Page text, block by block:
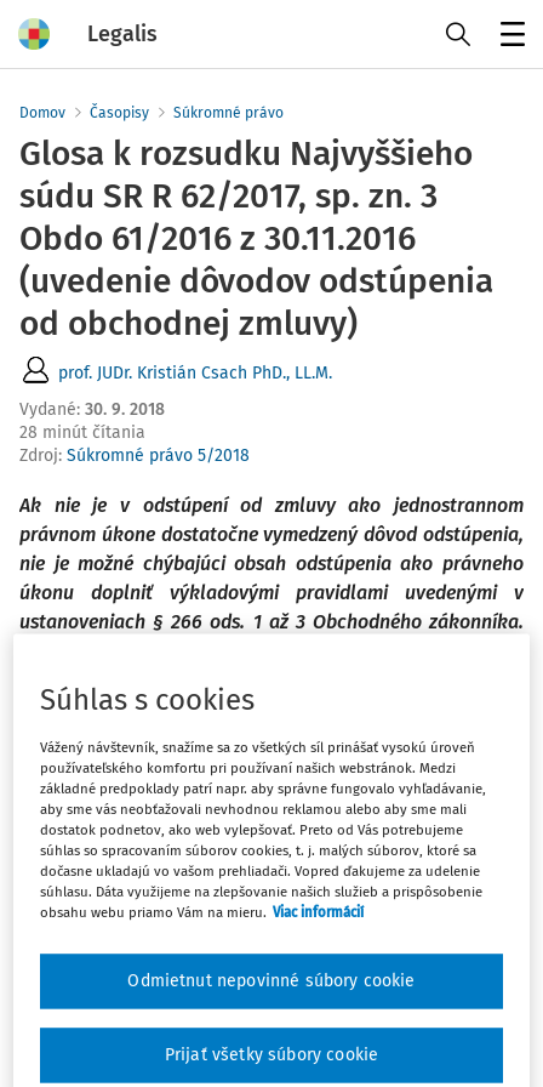
Legalis
Domov Časopisy Súkromné právo
Glosa k rozsudku Najvyššieho
súdu SR R 62/2017, sp. zn. 3
Obdo 61/2016 z 30.11.2016
(uvedenie dôvodov odstúpenia
od obchodnej zmluvy)
prof. JUDr. Kristián Csach PhD., LL.M.
Vydané: 30. 9. 2018
28 minút čítania
Zdroj: Súkromné právo 5/2018
Ak nie je v odstúpení od zmluvy ako jednostrannom
právnom úkone dostatočne vymedzený dôvod odstúpenia,
nie je možné chýbajúci obsah odstúpenia ako právneho
úkonu doplniť výkladovými pravidlami uvedenými v
ustanoveniach § 266 ods. 1 až 3 Obchodného zákonníka.
1. Úvod do problému a doterajšia
judikatúra
Najvyšší súd SR (ďalej len "najvyšší súd") v rozsudku sp. zn.
3 Obdo 61/2016 z 30.11.2016, uverejnenom v Zbierke
stanovísk Najvyššieho súdu a rozhodnutí súdov Slovenskej
republiky pod č. 62/2017, artikuloval potrebu uvedenia
dôvodov odstúpenia od zmluvy v obchodných vzťahoch.
ako náležitosť právneho úkonu pod sankciou neplatnosti
odstúpenia od zmluvy. Rozhodnutie sa týkalo odstúpenia, v
Súhlas s cookies
Vážený návštevník, snažíme sa zo všetkých síl prinášať vysokú úroveň
používateľského komfortu pri používaní našich webstránok. Medzi
základné predpoklady patrí napr. aby správne fungovalo vyhľadávanie,
aby sme vás neobťažovali nevhodnou reklamou alebo aby sme mali
dostatok podnetov, ako web vylepšovať. Preto od Vás potrebujeme
súhlas so spracovaním súborov cookies, t. j. malých súborov, ktoré sa
dočasne ukladajú vo vašom prehliadači. Vopred ďakujeme za udelenie
súhlasu. Dáta využijeme na zlepšovanie našich služieb a prispôsobenie
obsahu webu priamo Vám na mieru. Viac informácií
Odmietnut nepovinné súbory cookie
Prijať všetky súbory cookie